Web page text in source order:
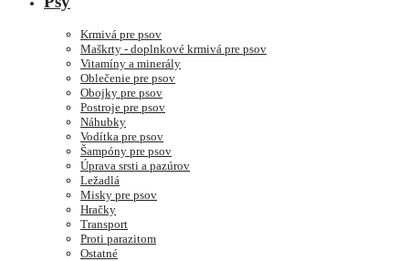
Krmivá pre psov
Maškrty - doplnkové krmivá pre psov
Vitamíny a minerály
Oblečenie pre psov
Obojky pre psov
Postroje pre psov
Náhubky
Vodítka pre psov
Šampóny pre psov
Úprava srsti a pazúrov
Ležadlá
Misky pre psov
Hračky
Transport
Proti parazitom
Ostatné